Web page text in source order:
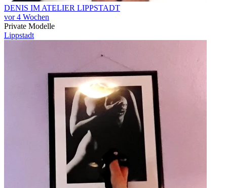
DENIS IM ATELIER LIPPSTADT
vor 4 Wochen
Private Modelle
Lippstadt